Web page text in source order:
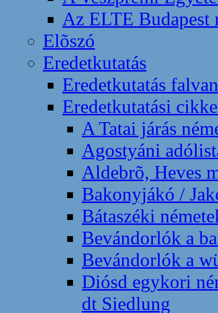
Az ELTE Budapest
Elõszó
Eredetkutatás
Eredetkutatás
Eredetkutatási
A Tatai járás
Agostyáni
Aldebrõ, Heves
Bakonyjákó /
Bátaszéki
Bevándorlók a
Bevándorlók a
Diósd egykori
dt Siedlung